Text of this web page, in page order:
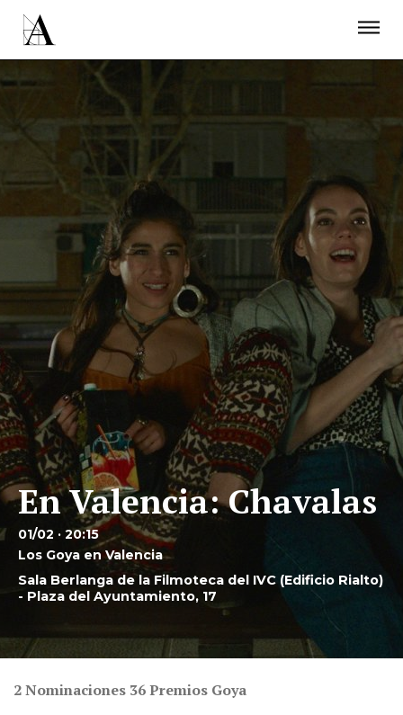
En Valencia: Chavalas
01/02 · 20:15
Los Goya en Valencia
Sala Berlanga de la Filmoteca del IVC (Edificio Rialto)
- Plaza del Ayuntamiento, 17
2 Nominaciones 36 Premios Goya
FUNDACIÓN
ÚNETE A LA ACADEMIA DE CINE